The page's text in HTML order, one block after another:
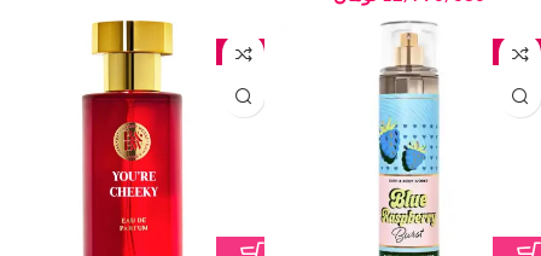
جدید جدید